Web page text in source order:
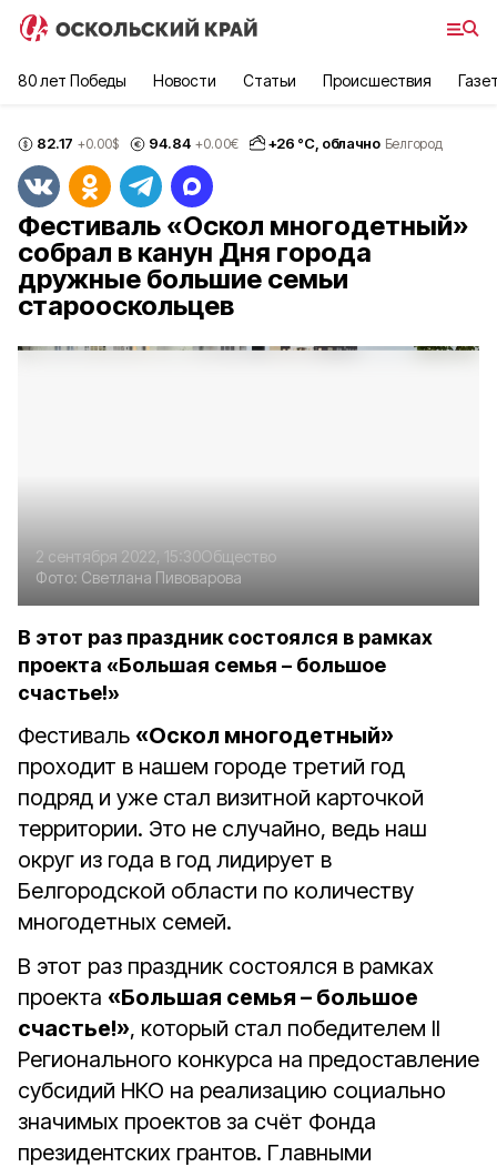
80 лет Победы Новости Статьи Происшествия
82.17 +0.00$ 94.84 +0.00€ +26 °С, облачно Белгород
Фестиваль «Оскол многодетный»
собрал в канун Дня города
дружные большие семьи
старооскольцев
2 сентября 2022, 15:30Общество
Фото: Светлана Пивоварова
В этот раз праздник состоялся в рамках
проекта «Большая семья – большое
счастье!»
Фестиваль «Оскол многодетный»
проходит в нашем городе третий год
подряд и уже стал визитной карточкой
территории. Это не случайно, ведь наш
округ из года в год лидирует в
Белгородской области по количеству
многодетных семей.
В этот раз праздник состоялся в рамках
проекта «Большая семья – большое
счастье!», который стал победителем II
Регионального конкурса на предоставление
субсидий НКО на реализацию социально
значимых проектов за счёт Фонда
президентских грантов. Главными